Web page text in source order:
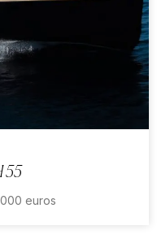
55
euros